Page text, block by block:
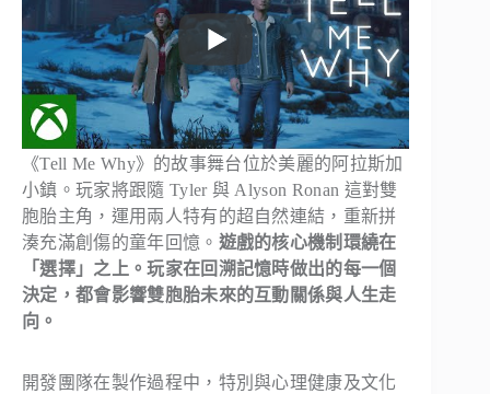
《Tell Me Why》的故事舞台位於美麗的阿拉斯加
小鎮。玩家將跟隨 Tyler 與 Alyson Ronan 這對雙
胞胎主角，運用兩人特有的超自然連結，重新拼
湊充滿創傷的童年回憶。 遊戲的核心機制環繞在
「選擇」之上。玩家在回溯記憶時做出的每一個
決定，都會影響雙胞胎未來的互動關係與人生走
向。
開發團隊在製作過程中，特別與心理健康及文化